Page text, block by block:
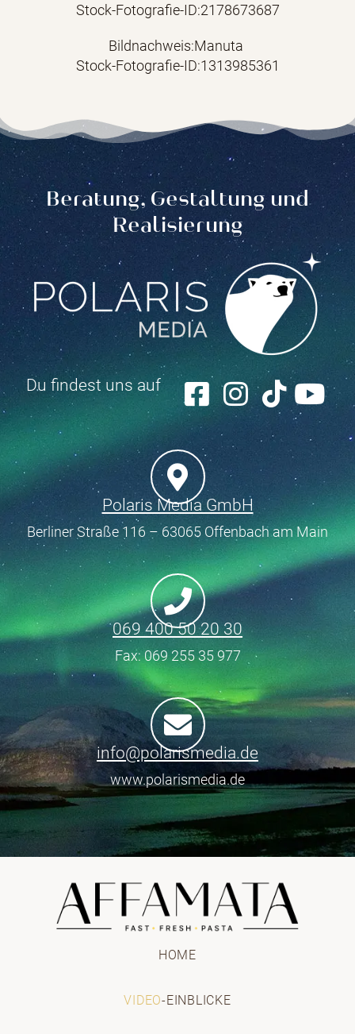
Stock-Fotografie-ID:2178673687
Bildnachweis:Manuta
Stock-Fotografie-ID:1313985361
Beratung, Gestaltung und
Realisierung
Du findest uns auf
Polaris Media GmbH
Berliner Straße 116 – 63065 Offenbach am Main
069 400 50 20 30
Fax: 069 255 35 977
info@polarismedia.de
www.polarismedia.de
HOME
VIDEO-EINBLICKE